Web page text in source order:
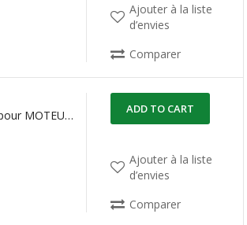
Ajouter à la liste
d’envies
Comparer
ESC30A CONTROLEUR DE VITESSE pour MOTEUR BRUSHLESS ADD TO CART
Ajouter à la liste
d’envies
Comparer